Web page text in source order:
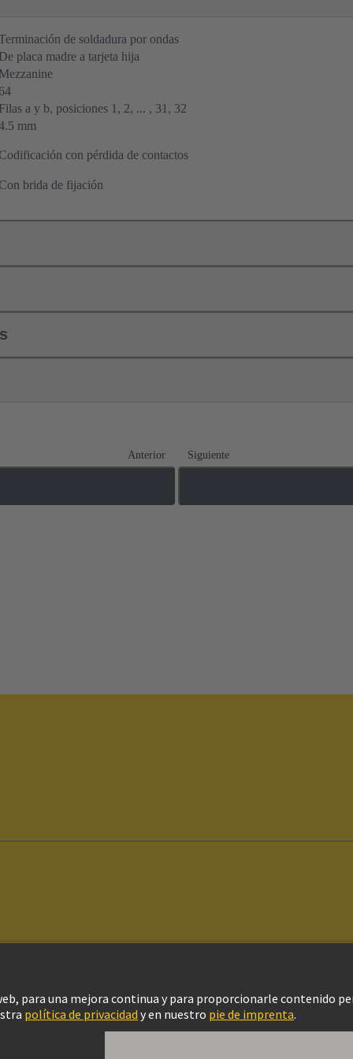
de soldadura por ondas
De placa madre a tarjeta hija
Mezzanine
64
Filas a y b, posiciones 1, 2, ... , 31, 32
mm
Codificación con pérdida de contactos
Con brida de fijación
Anterior Siguiente